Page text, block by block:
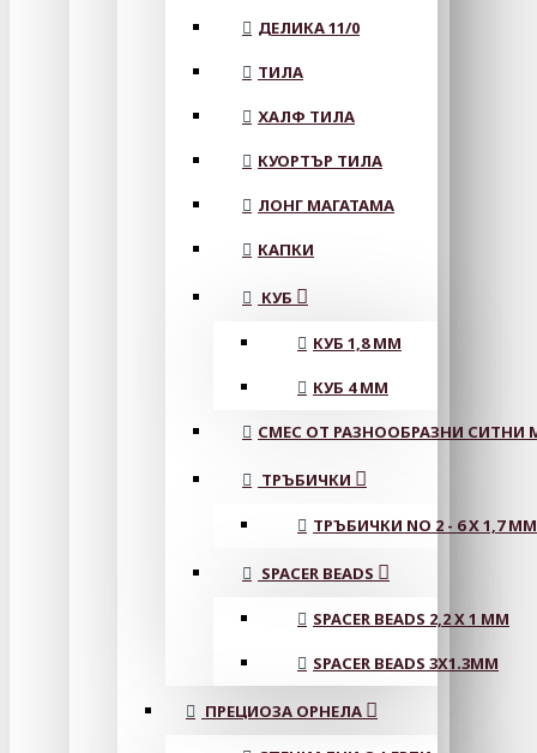
ДЕЛИКА 11/0
ТИЛА
ХАЛФ ТИЛА
КУОРТЪР ТИЛА
ЛОНГ МАГАТАМА
КАПКИ
КУБ
КУБ 1,8 ММ
КУБ 4 ММ
СМЕС ОТ РАЗНООБРАЗНИ СИТНИ
ТРЪБИЧКИ
ТРЪБИЧКИ NO 2 - 6 X 1,7 MM
SPACER BEADS
SPACER BEADS 2,2 X 1 MM
SPACER BEADS 3X1.3MM
ПРЕЦИОЗА ОРНЕЛА